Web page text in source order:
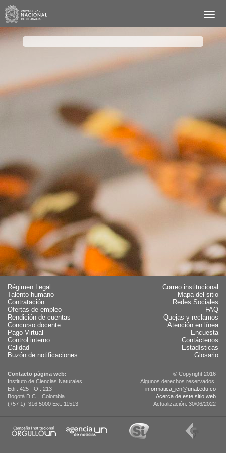
Régimen Legal
Talento humano
Contratación
Ofertas de empleo
Rendición de cuentas
Concurso docente
Pago Virtual
Control interno
Calidad
Buzón de notificaciones
Correo institucional
Mapa del sitio
Redes Sociales
FAQ
Quejas y reclamos
Atención en línea
Encuesta
Contáctenos
Estadísticas
Glosario
Contacto página web:
Instituto de Ciencias Naturales
Edif. 425 - Of. 213
Bogotá D.C., Colombia
(+57 1) 316 5000 Ext. 11513
© Copyright 2016
Algunos derechos reservados.
informatica_icn@unal.edu.co
Acerca de este sitio web
Actualización: 30/06/2022